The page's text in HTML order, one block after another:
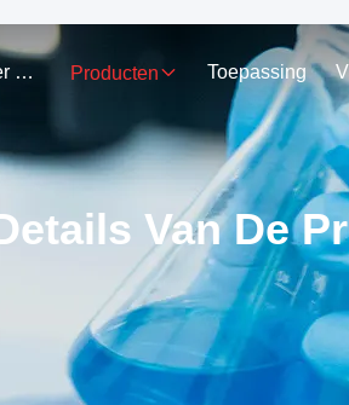
Ongeveer Ons Producten Toepassing
Van De